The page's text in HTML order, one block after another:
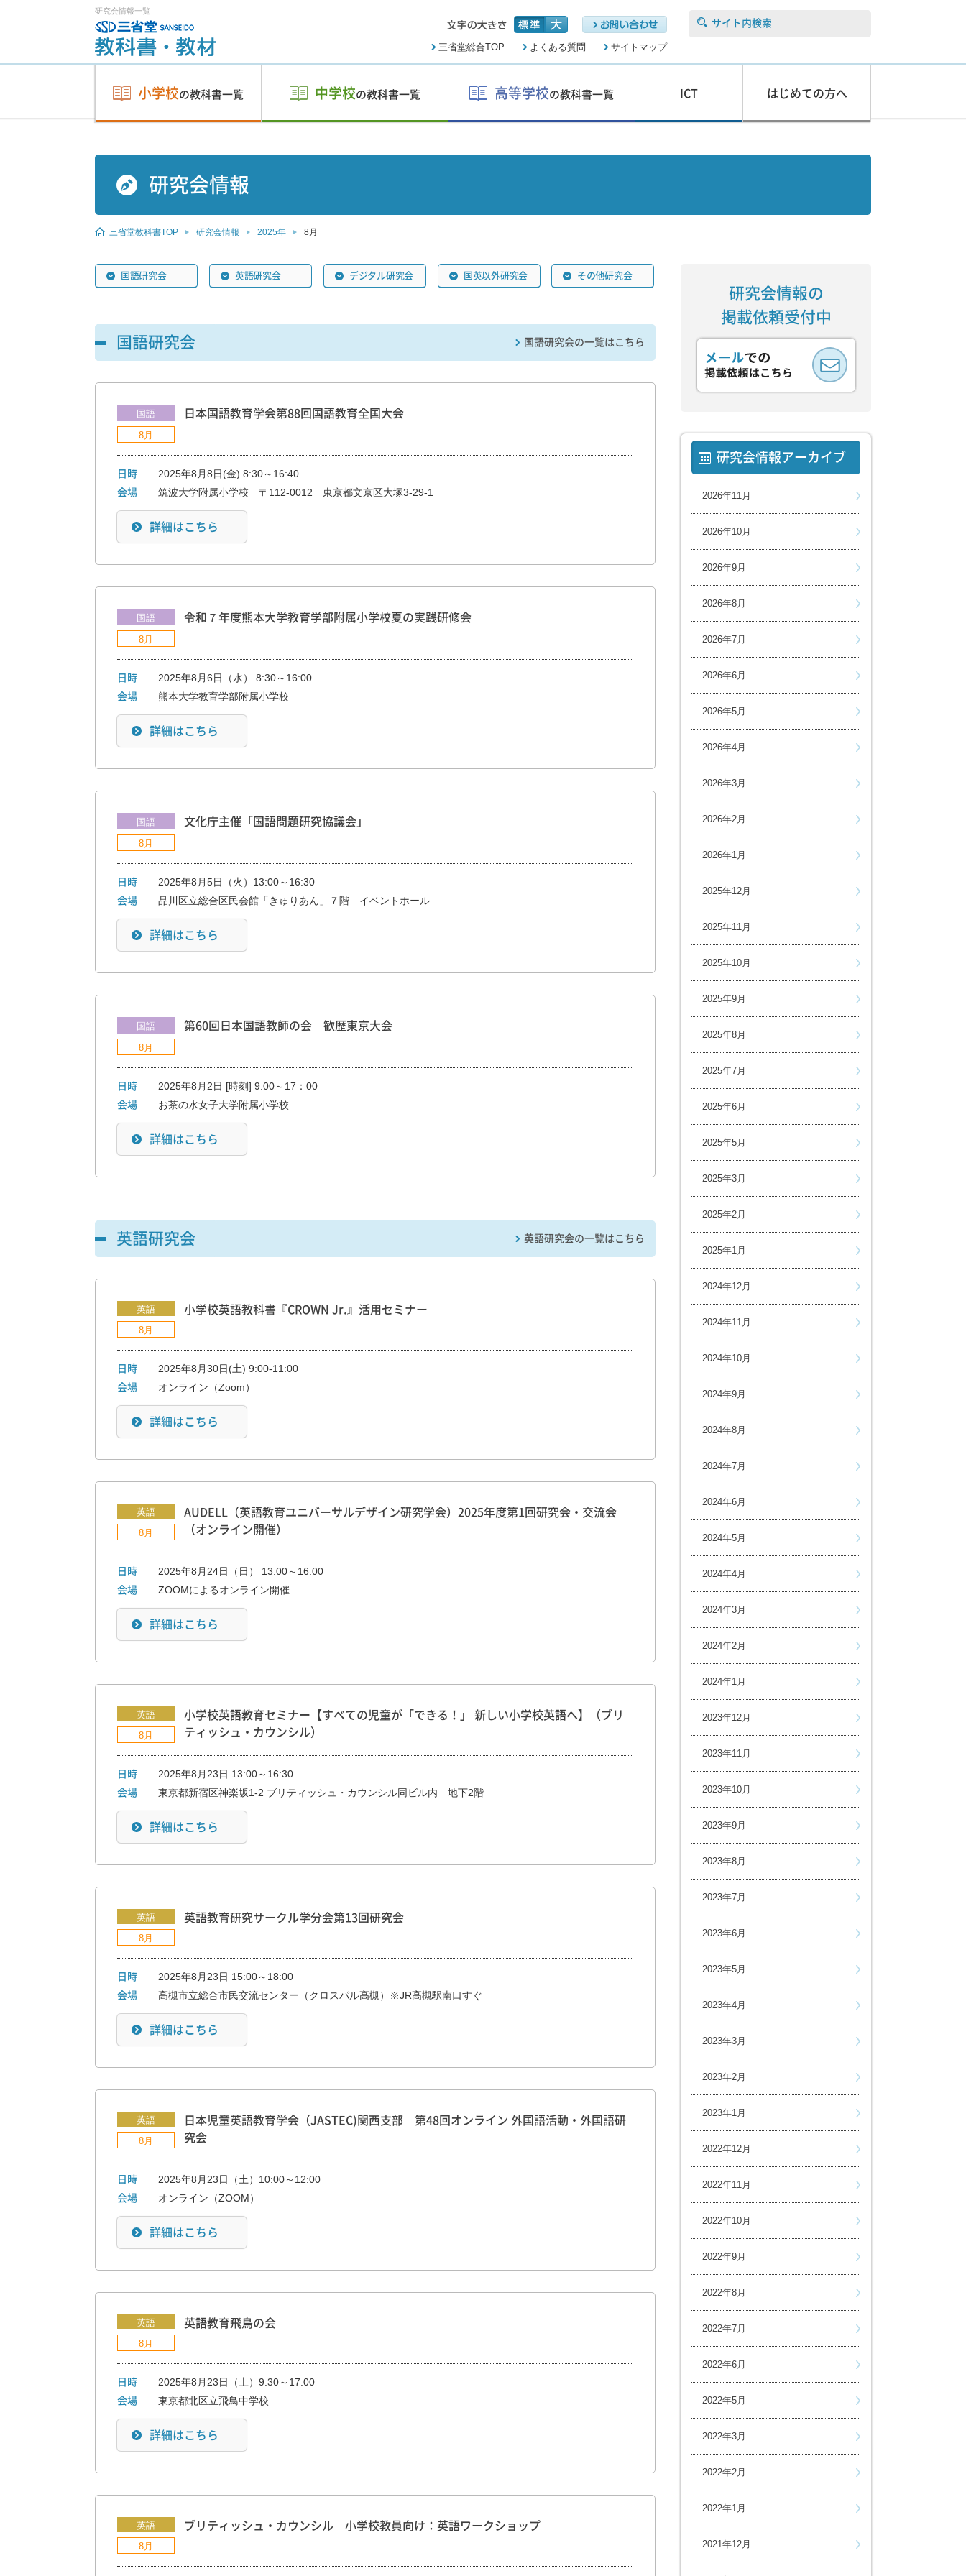
研究会情報一覧
サイト内検索
三省堂総合TOP よくある質問 サイトマップ
小学校の教科書一覧 中学校の教科書一覧 高等学校の教科書一覧 ICT はじめての方へ
研究会情報
三省堂教科書TOP 研究会情報 2025年 8月
国語研究会 英語研究会 デジタル研究会 国英以外研究会 その他研究会
国語研究会 国語研究会の一覧はこちら
国語
8月
日本国語教育学会第88回国語教育全国大会
日時 2025年8月8日(金) 8:30～16:40
会場 筑波大学附属小学校 〒112-0012 東京都文京区大塚3-29-1
詳細はこちら
国語
8月
令和７年度熊本大学教育学部附属小学校夏の実践研修会
日時 2025年8月6日（水） 8:30～16:00
会場 熊本大学教育学部附属小学校
詳細はこちら
国語
8月
文化庁主催「国語問題研究協議会」
日時 2025年8月5日（火）13:00～16:30
会場 品川区立総合区民会館「きゅりあん」７階 イベントホール
詳細はこちら
国語
8月
第60回日本国語教師の会 歓歴東京大会
日時 2025年8月2日 [時刻] 9:00～17：00
会場
詳細はこちら
英語研究会 英語研究会の一覧はこちら
英語
8月
小学校英語教科書『CROWN Jr.』活用セミナー
日時 2025年8月30日(土) 9:00-11:00
会場 オンライン（Zoom）
詳細はこちら
英語
8月
AUDELL（英語教育ユニバーサルデザイン研究学会）2025年度第1回研究会・交流会
（オンライン開催）
日時 2025年8月24日（日） 13:00～16:00
会場 ZOOMによるオンライン開催
詳細はこちら
英語
8月
小学校英語教育セミナー【すべての児童が「できる！」 新しい小学校英語へ】（ブリ
ティッシュ・カウンシル）
日時 2025年8月23日 13:00～16:30
会場 東京都新宿区神楽坂1-2 ブリティッシュ・カウンシル同ビル内 地下2階
詳細はこちら
英語
8月
英語教育研究サークル学分会第13回研究会
日時 2025年8月23日 15:00～18:00
会場 高槻市立総合市民交流センター（クロスパル高槻）※JR高槻駅南口すぐ
詳細はこちら
英語
8月
日本児童英語教育学会（JASTEC)関西支部 第48回オンライン 外国語活動・外国語研
究会
日時 2025年8月23日（土）10:00～12:00
会場 オンライン（ZOOM）
詳細はこちら
英語
8月
英語教育飛鳥の会
日時 2025年8月23日（土）9:30～17:00
会場 東京都北区立飛鳥中学校
詳細はこちら
英語
8月
ブリティッシュ・カウンシル 小学校教員向け：英語ワークショップ
研究会情報の
掲載依頼受付中
研究会情報アーカイブ
2026年11月
2026年10月
2026年9月
2026年8月
2026年7月
2026年6月
2026年5月
2026年4月
2026年3月
2026年2月
2026年1月
2025年12月
2025年11月
2025年10月
2025年9月
2025年8月
2025年7月
2025年6月
2025年5月
2025年3月
2025年2月
2025年1月
2024年12月
2024年11月
2024年10月
2024年9月
2024年8月
2024年7月
2024年6月
2024年5月
2024年4月
2024年3月
2024年2月
2024年1月
2023年12月
2023年11月
2023年10月
2023年9月
2023年8月
2023年7月
2023年6月
2023年5月
2023年4月
2023年3月
2023年2月
2023年1月
2022年12月
2022年11月
2022年10月
2022年9月
2022年8月
2022年7月
2022年6月
2022年5月
2022年3月
2022年2月
2022年1月
2021年12月